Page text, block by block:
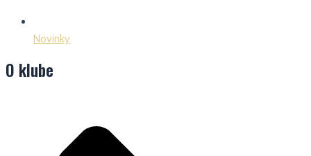
Novinky
O klube